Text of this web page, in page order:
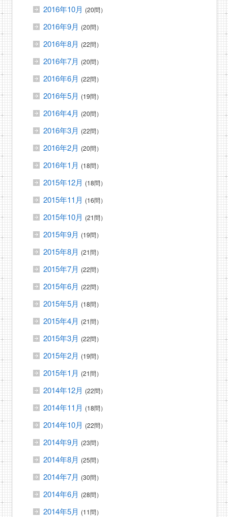
2016年10月 (20問）
2016年9月 (20問）
2016年8月 (22問）
2016年7月 (20問）
2016年6月 (22問）
2016年5月 (19問）
2016年4月 (20問）
2016年3月 (22問）
2016年2月 (20問）
2016年1月 (18問）
2015年12月 (18問）
2015年11月 (16問）
2015年10月 (21問）
2015年9月 (19問）
2015年8月 (21問）
2015年7月 (22問）
2015年6月 (22問）
2015年5月 (18問）
2015年4月 (21問）
2015年3月 (22問）
2015年2月 (19問）
2015年1月 (21問）
2014年12月 (22問）
2014年11月 (18問）
2014年10月 (22問）
2014年9月 (23問）
2014年8月 (25問）
2014年7月 (30問）
2014年6月 (28問）
2014年5月 (11問）